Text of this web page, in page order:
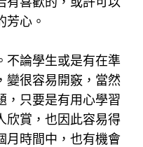
芳心。
不論學生或是有在準
變很容易開竅，當然
，只要是有用心學習
欣賞，也因此容易得
月時間中，也有機會